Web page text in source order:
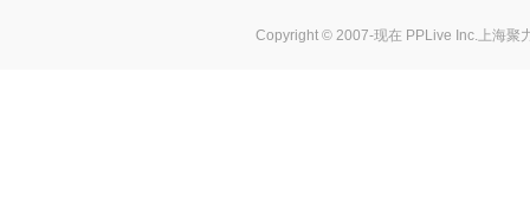
Copyright © 2007-现在 PPLive Inc.上海聚